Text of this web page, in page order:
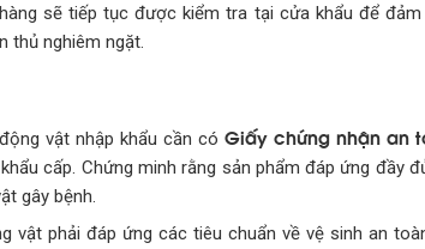
sẽ tiếp tục được kiểm tra tại cửa khẩu để
thủ nghiêm ngặt.
vật nhập khẩu cần có Giấy chứng nhận an
cấp. Chứng minh rằng sản phẩm đáp ứng đầy
gây bệnh.
vật phải đáp ứng các tiêu chuẩn về vệ sinh an